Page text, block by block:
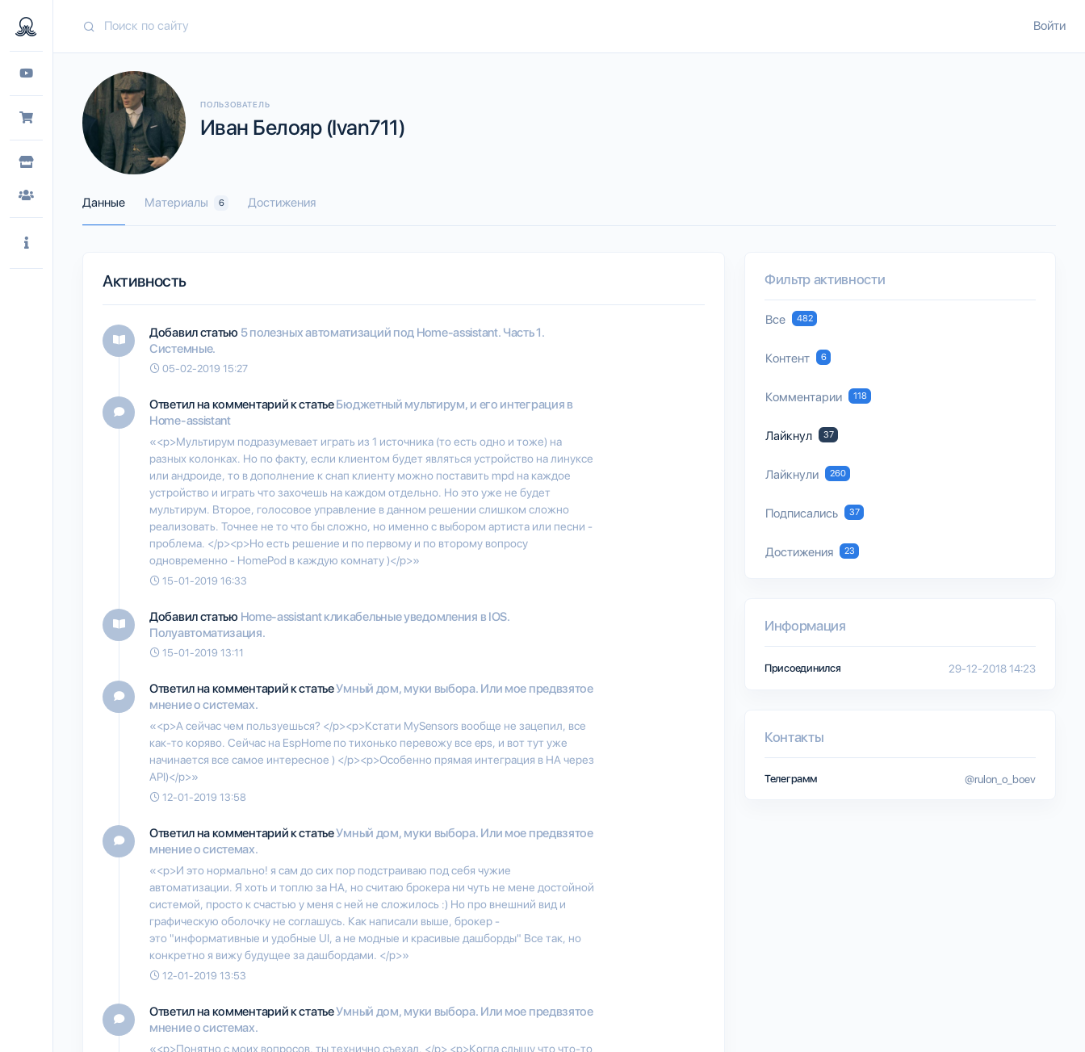
Войти
ПОЛЬЗОВАТЕЛЬ
Иван Белояр (Ivan711)
Данные Материалы 6 Достижения
Активность
Добавил статью 5 полезных автоматизаций под Home-assistant. Часть 1.
Системные.
05-02-2019 15:27
Ответил на комментарий к статьеБюджетный мультирум, и его интеграция в
Home-assistant
«<p>Мультирум подразумевает играть из 1 источника (то есть одно и тоже) на
разных колонках. Но по факту, если клиентом будет являться устройство на линуксе
или андроиде, то в дополнение к снап клиенту можно поставить mpd на каждое
устройство и играть что захочешь на каждом отдельно. Но это уже не будет
мультирум. Второе, голосовое управление в данном решении слишком сложно
реализовать. Точнее не то что бы сложно, но именно с выбором артиста или песни -
проблема. </p><p>Но есть решение и по первому и по второму вопросу
одновременно - HomePod в каждую комнату )</p>»
15-01-2019 16:33
Добавил статью Home-assistant кликабельные уведомления в IOS.
Полуавтоматизация.
15-01-2019 13:11
Ответил на комментарий к статьеУмный дом, муки выбора. Или мое предвзятое
мнение о системах.
«<p>А сейчас чем пользуешься? </p><p>Кстати MySensors вообще не зацепил, все
как-то коряво. Сейчас на EspHome по тихонько перевожу все eps, и вот тут уже
начинается все самое интересное ) </p><p>Особенно прямая интеграция в HA через
API)</p>»
12-01-2019 13:58
Ответил на комментарий к статьеУмный дом, муки выбора. Или мое предвзятое
мнение о системах.
«<p>И это нормально! я сам до сих пор подстраиваю под себя чужие
автоматизации. Я хоть и топлю за HA, но считаю брокера ни чуть не мене достойной
системой, просто к счастью у меня с ней не сложилось :) Но про внешний вид и
графическую оболочку не соглашусь. Как написали выше, брокер -
это "информативные и удобные UI, а не модные и красивые дашборды" Все так, но
конкретно я вижу будущее за дашбордами. </p>»
12-01-2019 13:53
Ответил на комментарий к статьеУмный дом, муки выбора. Или мое предвзятое
мнение о системах.
«<p>Понятно с моих вопросов, ты технично съехал. </p> <p>Когда слышу что что-то
Фильтр активности
Все 482
Контент 6
Комментарии 118
Лайкнул 37
Лайкнули 260
Подписались 37
Достижения 23
Информация
Присоединился 29-12-2018 14:23
Контакты
Телеграмм @rulon_o_boev